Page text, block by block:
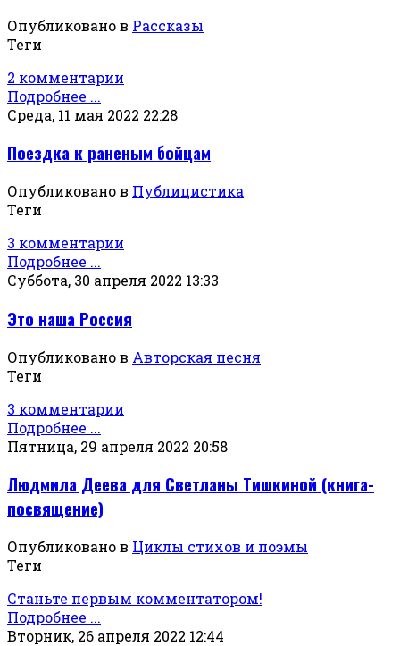
Опубликовано в Рассказы
Теги
2 комментарии
Подробнее ...
Среда, 11 мая 2022 22:28
Поездка к раненым бойцам
Опубликовано в Публицистика
Теги
3 комментарии
Подробнее ...
Суббота, 30 апреля 2022 13:33
Это наша Россия
Опубликовано в Авторская песня
Теги
3 комментарии
Подробнее ...
Пятница, 29 апреля 2022 20:58
Людмила Деева для Светланы Тишкиной (книга-
посвящение)
Опубликовано в Циклы стихов и поэмы
Теги
Станьте первым комментатором!
Подробнее ...
Вторник, 26 апреля 2022 12:44